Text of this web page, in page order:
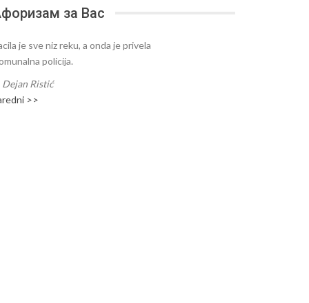
за Вас
je sve niz reku, a onda je privela
policija.
Dejan Ristić
>>